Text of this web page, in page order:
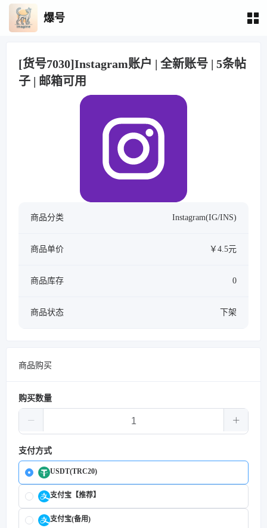
爆号
[货号7030]Instagram账户 | 全新账号 | 5条帖
子 | 邮箱可用
商品分类 Instagram(IG/INS)
商品单价 ￥4.5元
商品库存 0
商品状态 下架
商品购买
购买数量
支付方式
USDT(TRC20)
支付宝【推荐】
支付宝(备用)